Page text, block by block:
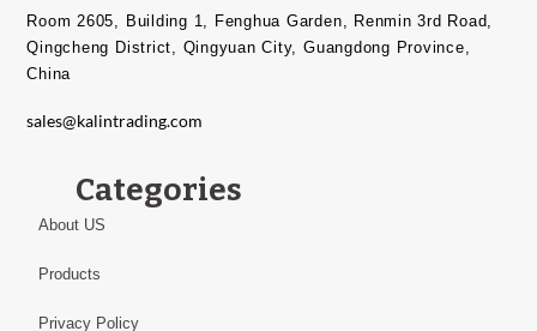
Room 2605, Building 1, Fenghua Garden, Renmin 3rd Road,
Qingcheng District, Qingyuan City, Guangdong Province,
China​
sales@kalintrading.com
Categories
About US
Products
Privacy Policy